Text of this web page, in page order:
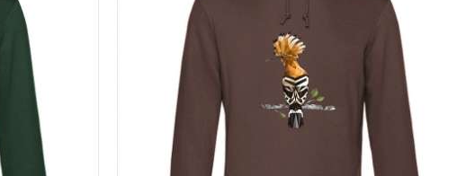
elegir
página
producto